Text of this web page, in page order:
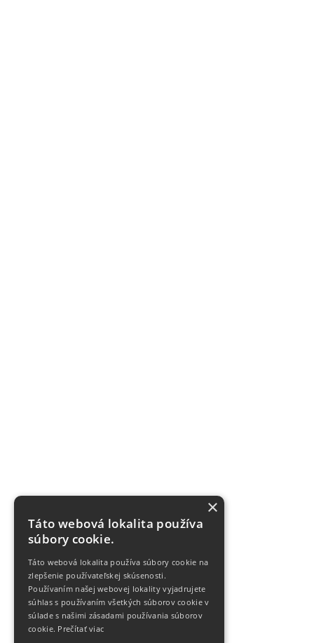
×
Táto webová lokalita používa
súbory cookie.
Táto webová lokalita používa súbory cookie na
zlepšenie používateľskej skúsenosti.
Používaním našej webovej lokality vyjadrujete
súhlas s používaním všetkých súborov cookie v
súlade s našimi zásadami používania súborov
cookie. Prečítať viac